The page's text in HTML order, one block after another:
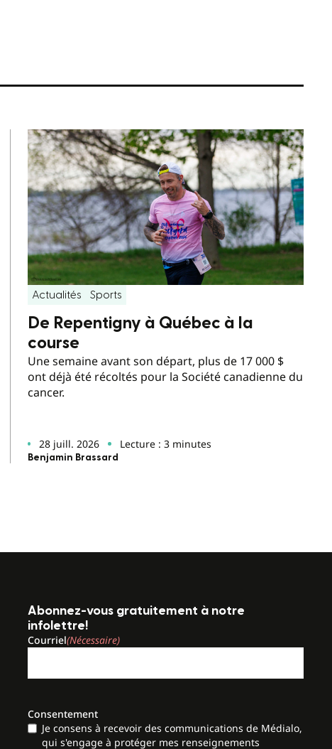
Actualités Sports
De Repentigny à Québec à la
course
Une semaine avant son départ, plus de 17 000 $
ont déjà été récoltés pour la Société canadienne du
cancer.
28 juill. 2026 Lecture : 3 minutes
Benjamin Brassard
Abonnez-vous gratuitement à notre
infolettre!
Courriel(Nécessaire)
Consentement
Je consens à recevoir des communications de Médialo,
qui s'engage à protéger mes renseignements